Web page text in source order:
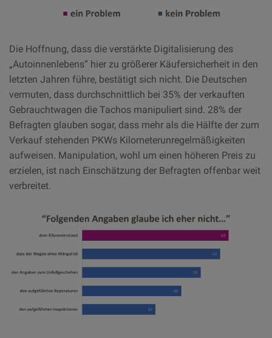
Die Hoffnung, dass die verstärkte Digitalisierung des
„Autoinnenlebens“ hier zu größerer Käufersicherheit in den
letzten Jahren führe, bestätigt sich nicht. Die Deutschen
vermuten, dass durchschnittlich bei 35% der verkauften
Gebrauchtwagen die Tachos manipuliert sind. 28% der
Befragten glauben sogar, dass mehr als die Hälfte der zum
Verkauf stehenden PKWs Kilometerunregelmäßigkeiten
aufweisen. Manipulation, wohl um einen höheren Preis zu
erzielen, ist nach Einschätzung der Befragten offenbar weit
verbreitet.